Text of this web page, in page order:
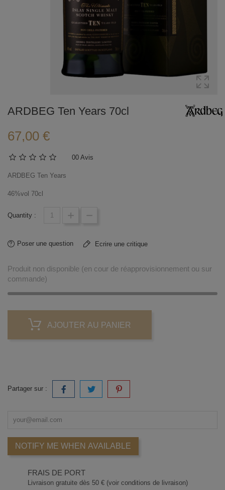
ARDBEG Ten Years 70cl
67,00 €
00 Avis
ARDBEG Ten Years
46%vol 70cl
Quantity :
Poser une question Ecrire une critique
Produit non disponible (en cour de réapprovisionnement ou sur
commande)
AJOUTER AU PANIER
Partager sur :
NOTIFY ME WHEN AVAILABLE
FRAIS DE PORT
Livraison gratuite dès 50 € (voir conditions de livraison)